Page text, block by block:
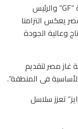
وأشار أندرياس مولر، الرئيس التنفيذى لشركة “GF” والرئيس
يعكس التزامنا
وعالية الجودة
غاز مصر لتقديم
فى المنطقة”.
تعزز سلاسل